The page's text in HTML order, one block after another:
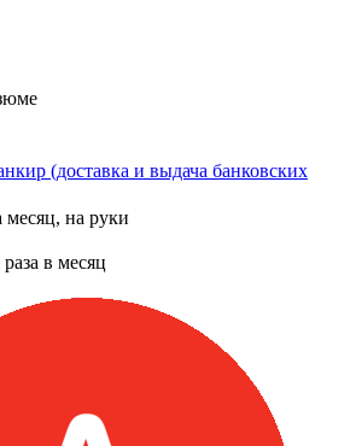
(доставка и выдача банковских
месяц, на руки
в месяц